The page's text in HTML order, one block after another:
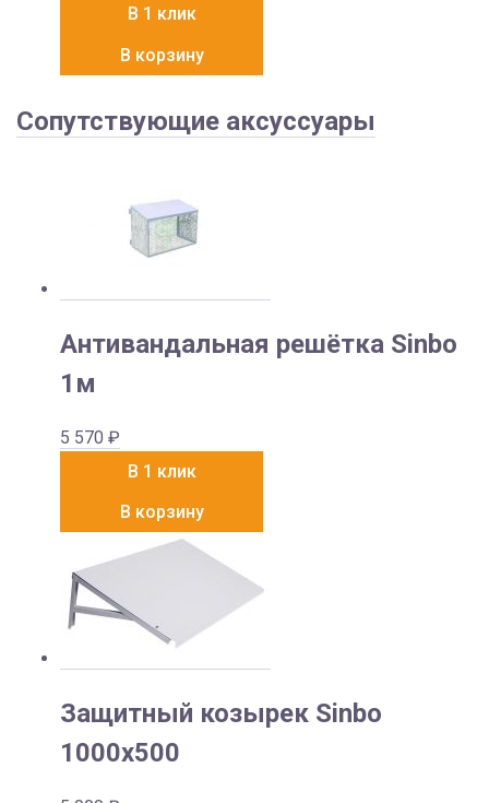
В 1 клик
В корзину
Сопутствующие аксуссуары
Антивандальная решётка Sinbo
1м
5 570 ₽
В 1 клик
В корзину
Защитный козырек Sinbo
1000х500